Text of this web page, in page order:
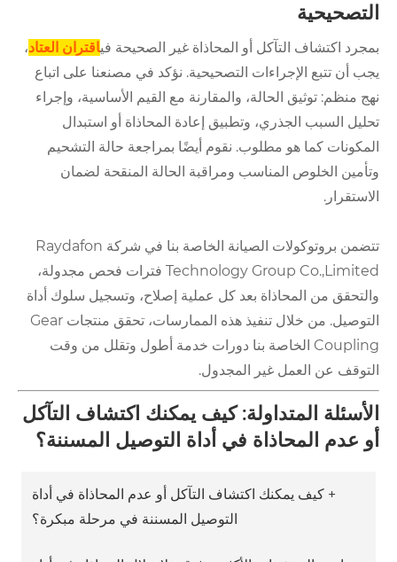
التصحيحية
بمجرد اكتشاف التآكل أو المحاذاة غير الصحيحة فياقتران العتاد،
يجب أن تتبع الإجراءات التصحيحية. نؤكد في مصنعنا على اتباع
نهج منظم: توثيق الحالة، والمقارنة مع القيم الأساسية، وإجراء
تحليل السبب الجذري، وتطبيق إعادة المحاذاة أو استبدال
المكونات كما هو مطلوب. نقوم أيضًا بمراجعة حالة التشحيم
وتأمين الخلوص المناسب ومراقبة الحالة المنقحة لضمان
الاستقرار.
تتضمن بروتوكولات الصيانة الخاصة بنا في شركة Raydafon
Technology Group Co.,Limited فترات فحص مجدولة،
والتحقق من المحاذاة بعد كل عملية إصلاح، وتسجيل سلوك أداة
التوصيل. من خلال تنفيذ هذه الممارسات، تحقق منتجات Gear
Coupling الخاصة بنا دورات خدمة أطول وتقلل من وقت
التوقف عن العمل غير المجدول.
الأسئلة المتداولة: كيف يمكنك اكتشاف التآكل
أو عدم المحاذاة في أداة التوصيل المسننة؟
+ كيف يمكنك اكتشاف التآكل أو عدم المحاذاة في أداة
التوصيل المسننة في مرحلة مبكرة؟